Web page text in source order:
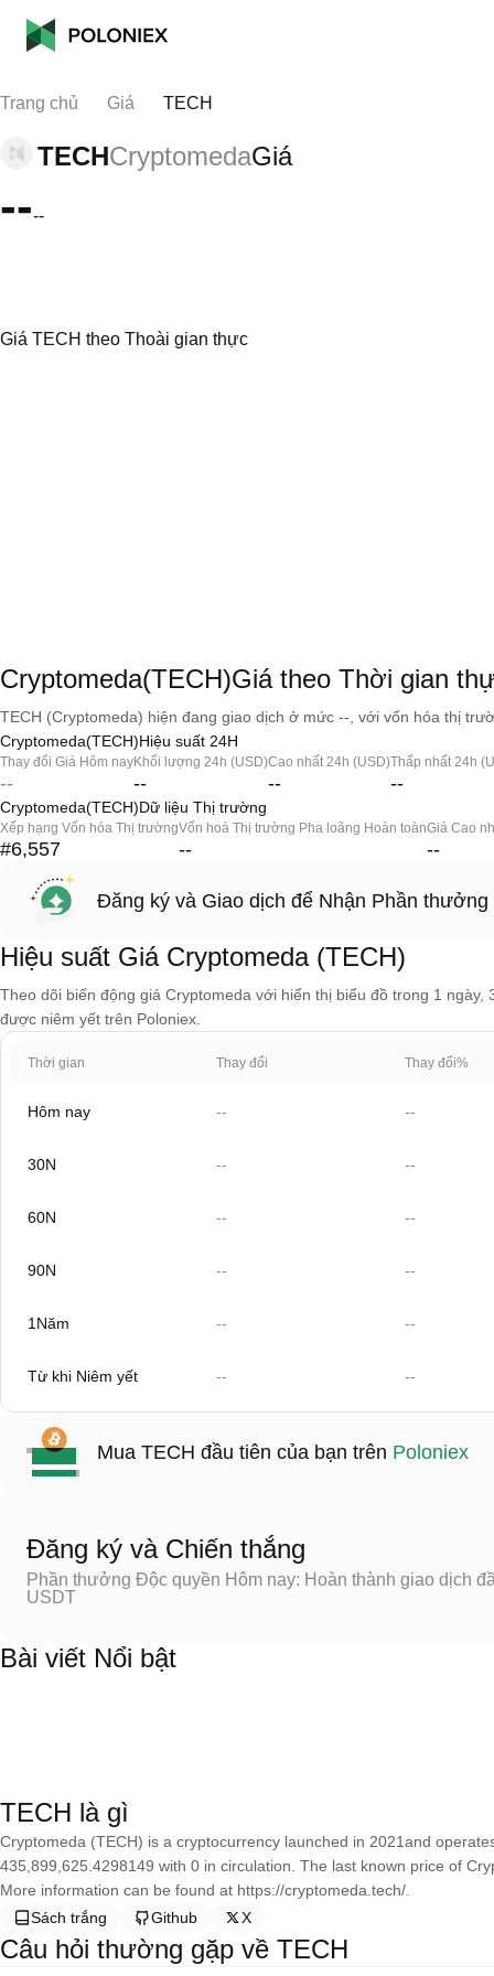
Trang chủ Giá TECH
TECHCryptomedaGiá
----
Giá TECH theo Thoài gian thực
Cryptomeda(TECH)Giá theo Thời gian
TECH (Cryptomeda) hiện đang giao dịch ở mức --, với vốn hóa thị
Cryptomeda(TECH)Hiệu suất 24H
Thay đổi Giá Hôm nay
--
Khối lượng 24h (USD)
--
Cao nhất 24h (USD)
--
Thấp nhất 24h
--
Cryptomeda(TECH)Dữ liệu Thị trường
Xếp hạng Vốn hóa Thị trường
#6,557
Vốn hoá Thị trường Pha loãng Hoàn toàn
--
Giá Cao
--
Đăng ký và Giao dịch để Nhận Phần thưởng
Hiệu suất Giá Cryptomeda (TECH)
Theo dõi biến động giá Cryptomeda với hiển thị biểu đồ trong 1
được niêm yết trên Poloniex.
Thời gian Thay đổi Thay đổi%
Hôm nay -- --
30N -- --
60N -- --
90N -- --
1Năm -- --
Từ khi Niêm yết -- --
Mua TECH đầu tiên của bạn trên Poloniex
Đăng ký và Chiến thắng
Phần thưởng Độc quyền Hôm nay: Hoàn thành giao dịch
USDT
Bài viết Nổi bật
TECH là gì
Cryptomeda (TECH) is a cryptocurrency launched in 2021and
435,899,625.4298149 with 0 in circulation. The last known price of
More information can be found at https://cryptomeda.tech/.
Sách trắng
Github X
Câu hỏi thường gặp về TECH